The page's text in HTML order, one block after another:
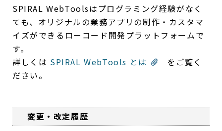
SPIRAL WebToolsはプログラミング経験がなく
ても、オリジナルの業務アプリの制作・カスタマ
イズができるローコード開発プラットフォームで
す。
詳しくは SPIRAL WebTools とは
をご覧く
ださい。
変更・改定履歴